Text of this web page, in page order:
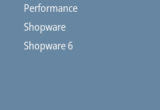
Performance
Shopware
Shopware 6